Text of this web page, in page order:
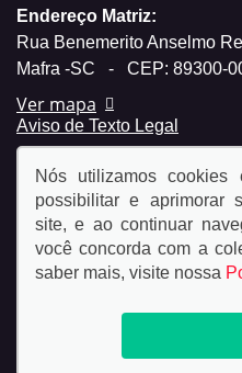
Endereço Matriz:
Rua Benemerito Anselmo
Mafra -SC
- CEP: 89300-
Ver mapa
Aviso de Texto Legal
©
Nós utilizamos cookies
possibilitar e aprimorar
site, e ao continuar
você concorda com a
saber mais, visite nossa